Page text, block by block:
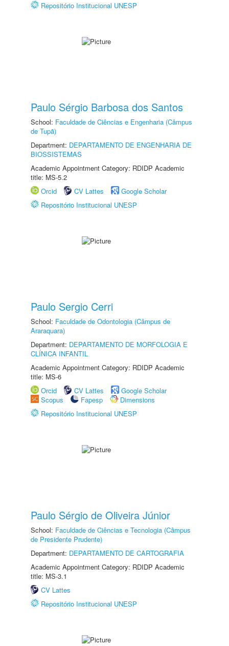
Repositório Institucional UNESP
Paulo Sérgio Barbosa dos Santos
School: Faculdade de Ciências e Engenharia (Câmpus
de Tupã)
Department: DEPARTAMENTO DE ENGENHARIA DE
BIOSSISTEMAS
Academic Appointment Category: RDIDP Academic
title: MS-5.2
Orcid
CV Lattes
Google Scholar
Repositório Institucional UNESP
Paulo Sergio Cerri
School: Faculdade de Odontologia (Câmpus de
Araraquara)
Department: DEPARTAMENTO DE MORFOLOGIA E
CLÍNICA INFANTIL
Academic Appointment Category: RDIDP Academic
title: MS-6
Orcid
CV Lattes
Google Scholar
Scopus
Fapesp
Dimensions
Repositório Institucional UNESP
Paulo Sérgio de Oliveira Júnior
School: Faculdade de Ciências e Tecnologia (Câmpus
de Presidente Prudente)
Department: DEPARTAMENTO DE CARTOGRAFIA
Academic Appointment Category: RDIDP Academic
title: MS-3.1
CV Lattes
Repositório Institucional UNESP